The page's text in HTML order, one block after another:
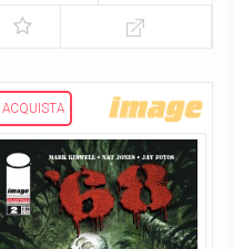
ACQUISTA